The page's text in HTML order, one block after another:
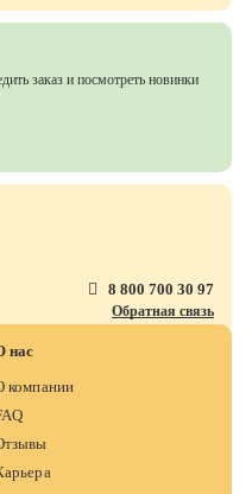
8 800 700 30 97
Обратная связь
нас
компании
заказ и посмотреть новинки